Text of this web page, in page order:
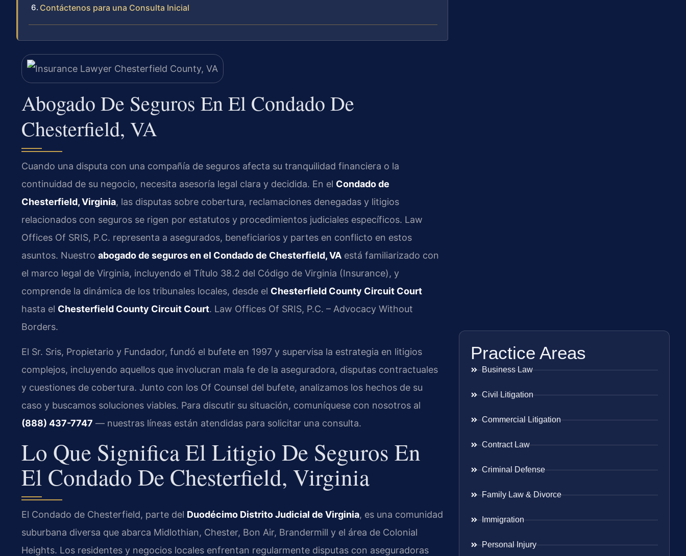
Contáctenos para una Consulta Inicial
Abogado De Seguros En El Condado De
Chesterfield, VA
Cuando una disputa con una compañía de seguros afecta su tranquilidad financiera o la
continuidad de su negocio, necesita asesoría legal clara y decidida. En el Condado de
Chesterfield, Virginia, las disputas sobre cobertura, reclamaciones denegadas y litigios
relacionados con seguros se rigen por estatutos y procedimientos judiciales específicos. Law
Offices Of SRIS, P.C. representa a asegurados, beneficiarios y partes en conflicto en estos
asuntos. Nuestro abogado de seguros en el Condado de Chesterfield, VA está familiarizado con
el marco legal de Virginia, incluyendo el Título 38.2 del Código de Virginia (Insurance), y
comprende la dinámica de los tribunales locales, desde el Chesterfield County Circuit Court
hasta el Chesterfield County Circuit Court. Law Offices Of SRIS, P.C. – Advocacy Without
Borders.
El Sr. Sris, Propietario y Fundador, fundó el bufete en 1997 y supervisa la estrategia en litigios
complejos, incluyendo aquellos que involucran mala fe de la aseguradora, disputas contractuales
y cuestiones de cobertura. Junto con los Of Counsel del bufete, analizamos los hechos de su
caso y buscamos soluciones viables. Para discutir su situación, comuníquese con nosotros al
(888) 437-7747 — nuestras líneas están atendidas para solicitar una consulta.
Lo Que Significa El Litigio De Seguros En
El Condado De Chesterfield, Virginia
El Condado de Chesterfield, parte del Duodécimo Distrito Judicial de Virginia, es una comunidad
suburbana diversa que abarca Midlothian, Chester, Bon Air, Brandermill y el área de Colonial
Heights. Los residentes y negocios locales enfrentan regularmente disputas con aseguradoras
Practice Areas
Business Law
Civil Litigation
Commercial Litigation
Contract Law
Criminal Defense
Family Law & Divorce
Immigration
Personal Injury